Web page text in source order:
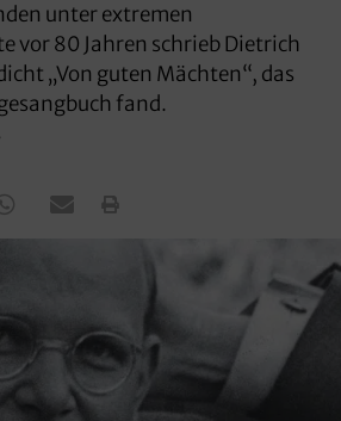
unter extremen
vor 80 Jahren schrieb Dietrich
„Von guten Mächten“, das
fand.